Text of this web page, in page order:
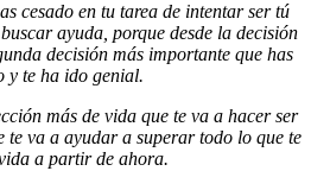
cesado en tu tarea de intentar ser tú
ayuda, porque desde la decisión
decisión más importante que has
y te ha ido genial.
más de vida que te va a hacer ser
te va a ayudar a superar todo lo que te
a partir de ahora.